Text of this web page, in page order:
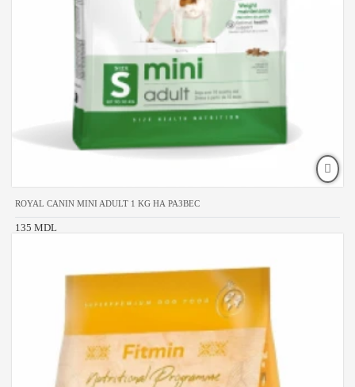
ROYAL CANIN MINI ADULT 1 KG НА РАЗВЕС
135 MDL